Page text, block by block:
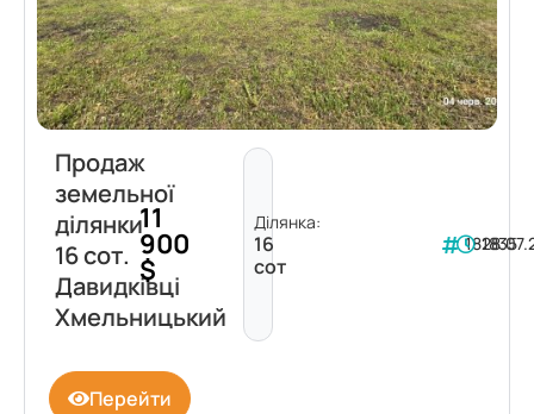
Продаж
земельної
ділянки
16 сот.
Давидківці
Хмельницький
11
900
$
Ділянка:
16
сот
181835
Перейти